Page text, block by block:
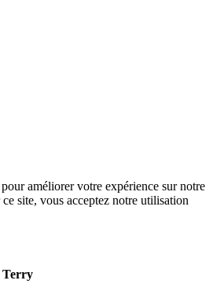
améliorer votre expérience sur notre
site, vous acceptez notre utilisation
Terry